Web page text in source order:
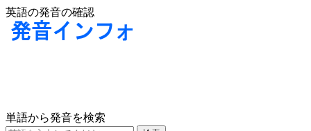
英語の発音の確認
単語から発音を検索